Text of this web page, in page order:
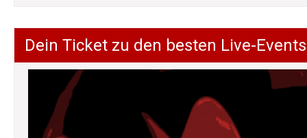
Dein Ticket zu den besten Live-Events